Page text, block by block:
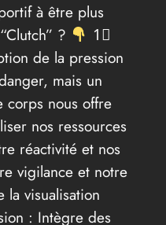
à être plus
?
1⃣
de la pression
mais un
corps nous offre
nos ressources
réactivité et nos
vigilance et notre
visualisation
: Intègre des